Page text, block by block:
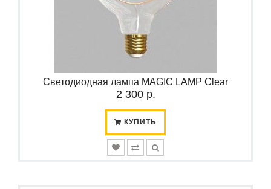
Светодиодная лампа MAGIC LAMP Clear
2 300 р.
КУПИТЬ